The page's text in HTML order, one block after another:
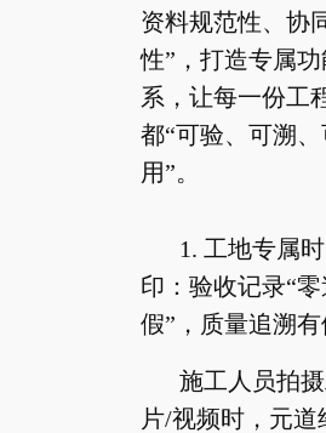
资料规范性、协
性”，打造专属
系，让每一份工
都“可验、可溯
用”。
1. 工地专属
印：验收记录“零
假”，质量追溯
施工人员拍
片/视频时，元道